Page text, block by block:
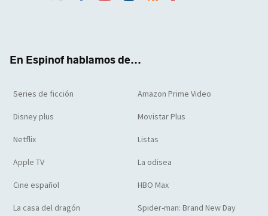
En Espinof hablamos de...
Series de ficción Amazon Prime Video
Disney plus Movistar Plus
Netflix Listas
Apple TV La odisea
Cine español HBO Max
La casa del dragón Spider-man: Brand New Day